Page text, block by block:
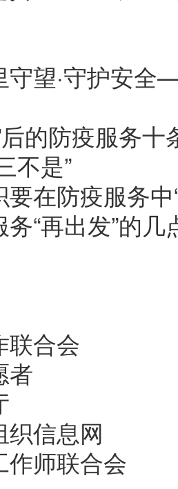
守望·守护安
的防疫服务十
不是”
在防疫服务中
“再出发”的几
联合会
者
织信息网
作师联合会